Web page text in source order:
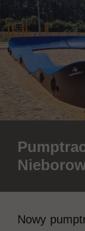
Nowy